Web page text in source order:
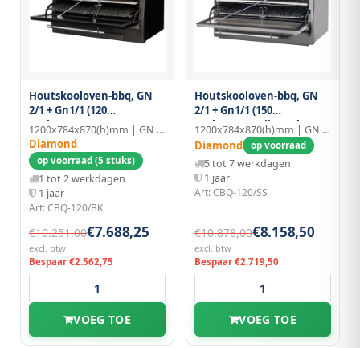
Houtskooloven-bbq, GN
2/1 + Gn1/1 (120
Kg/h)/zwart
1200x784x870(h)mm | GN 1/1
Diamond
op voorraad (5 stuks)
1 tot 2 werkdagen
1 jaar
Art: CBQ-120/BK
€10.251,00€7.688,25
excl. btw
Bespaar €2.562,75
VOEG TOE
Houtskooloven-bbq, GN
2/1 + Gn1/1 (150
Kg/h)/roestvrij Staal
1200x784x870(h)mm | GN 2/1
Diamond op voorraad
5 tot 7 werkdagen
1 jaar
Art: CBQ-120/SS
€10.878,00€8.158,50
excl. btw
Bespaar €2.719,50
VOEG TOE